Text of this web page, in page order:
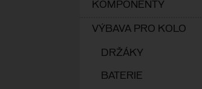
KOMPONENTY
VÝBAVA PRO KOLO
DRŽÁKY
BATERIE